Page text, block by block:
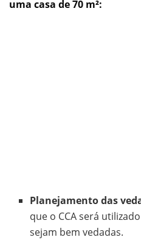
uma casa de 70 m²:
Planejamento das
que o CCA será
sejam bem vedadas.